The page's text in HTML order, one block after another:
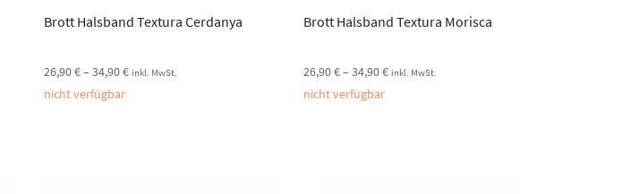
Brott Halsband Textura Cerdanya
26,90€– 34,90€ inkl. MwSt.
nicht verfügbar
Brott Halsband Textura Morisca
26,90€–34,90€ inkl. MwSt.
nicht verfügbar